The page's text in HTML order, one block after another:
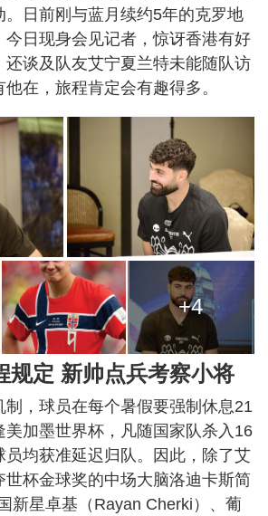
。日前刚与蓝月续约5年的克罗地
今日现身会见记者，惊讶香港有好
还谈及队友艾宁夏兰特未能随队访
在，旅程肯定会有趣得多。
+4
规定 新帅点兵考察小将
制，球员在每个暑假要强制休息21
美加墨世界杯，凡随国家队杀入16
员均获准延迟归队。因此，除了艾
世杯金球奖的中场大脑洛迪卡斯简
新星卓基（Rayan Cherki）、葡